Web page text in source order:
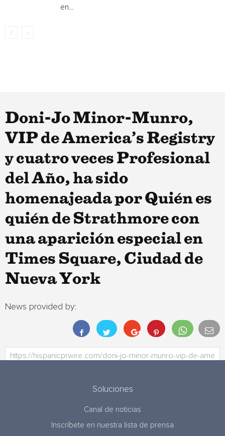
en...
Doni-Jo Minor-Munro,
VIP de America’s Registry
y cuatro veces Profesional
del Año, ha sido
homenajeada por Quién es
quién de Strathmore con
una aparición especial en
Times Square, Ciudad de
Nueva York
News provided by:
Soluciones
Canal de noticias
Inscríbete en nuestra lista de prensa